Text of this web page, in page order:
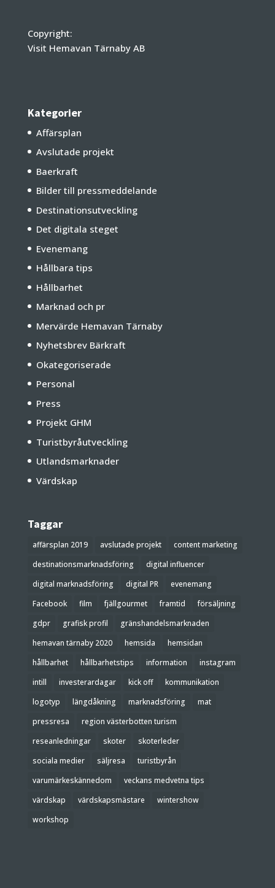
Copyright:
Visit Hemavan Tärnaby AB
Kategorier
Affärsplan
Avslutade projekt
Baerkraft
Bilder till pressmeddelande
Destinationsutveckling
Det digitala steget
Evenemang
Hållbara tips
Hållbarhet
Marknad och pr
Mervärde Hemavan Tärnaby
Nyhetsbrev Bärkraft
Okategoriserade
Personal
Press
Projekt GHM
Turistbyråutveckling
Utlandsmarknader
Värdskap
Taggar
affärsplan 2019 avslutade projekt
content marketing
destinationsmarknadsföring
digital influencer
digital marknadsföring
digital PR
evenemang
Facebook
film fjällgourmet framtid
försäljning
gdpr
grafisk profil
gränshandelsmarknaden
hemavan tärnaby 2020
hemsida
hemsidan
hållbarhet
hållbarhetstips information
instagram
intill
investerardagar kick off
kommunikation
logotyp
längdåkning marknadsföring
mat
pressresa
region västerbotten turism
reseanledningar
skoter
skoterleder
sociala medier
säljresa
turistbyrån
varumärkeskännedom
veckans medvetna tips
värdskap
värdskapsmästare
wintershow
workshop